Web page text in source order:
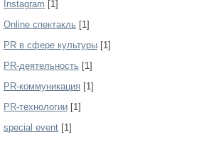
Instagram [1]
Online спектакль [1]
PR в сфере культуры [1]
PR-деятельность [1]
PR-коммуникация [1]
PR-технологии [1]
special event [1]